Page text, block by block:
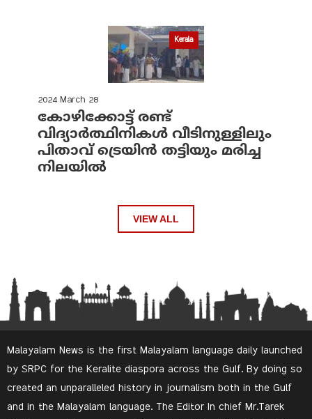
Kerala
2024 March 28
കോഴിക്കോട്ട് രണ്ട്
വിദ്യാർത്ഥിനികൾ വീടിനുള്ളിലും
പിതാവ് ട്രെയിൻ തട്ടിയും മരിച്ച
നിലയിൽ
VIEW ALL
Malayalam News is the first Malayalam language daily launched
by SRPC for the Keralite diaspora across the Gulf. By doing so
created an unparalleled history in journalism both in the Gulf
and in the Malayalam language. The Editor In chief Mr.Tarek